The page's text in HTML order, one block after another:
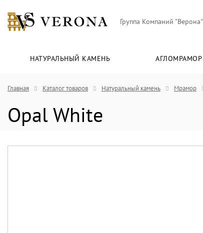
Группа Компаний "Верона"
НАТУРАЛЬНЫЙ КАМЕНЬ АГЛОМРАМОР
Главная Каталог товаров Натуральный камень Мрамор
Opal White